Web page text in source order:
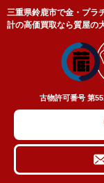
三重県鈴鹿市で金・プラ
計の高価買取なら質屋の
古物許可番号 第